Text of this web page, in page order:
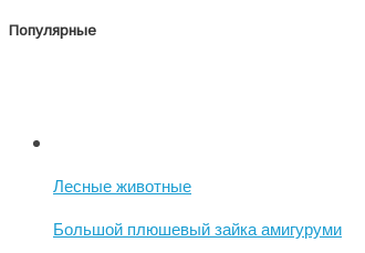
Популярные
Лесные животные
Большой плюшевый зайка амигуруми